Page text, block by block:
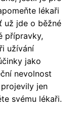
lékaři
už jde o běžné
přípravky,
užívání
jako
nevolnost
jen
svému lékaři.